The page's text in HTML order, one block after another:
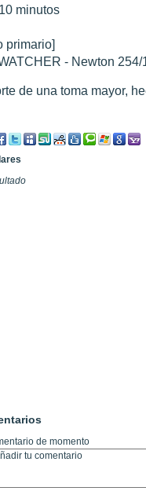
minutos
primario]
- Newton 254/
de una toma mayor,
de momento